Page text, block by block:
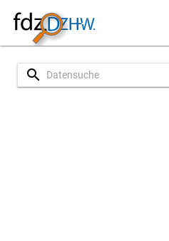
search